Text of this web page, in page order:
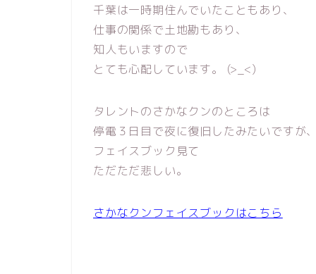
千葉は一時期住んでいたこともあり、
仕事の関係で土地勘もあり、
知人もいますので
とても心配しています。 (>_<)
タレントのさかなクンのところは
停電３日目で夜に復旧したみたいですが
フェイスブック見て
ただただ悲しい。
さかなクンフェイスブックはこちら